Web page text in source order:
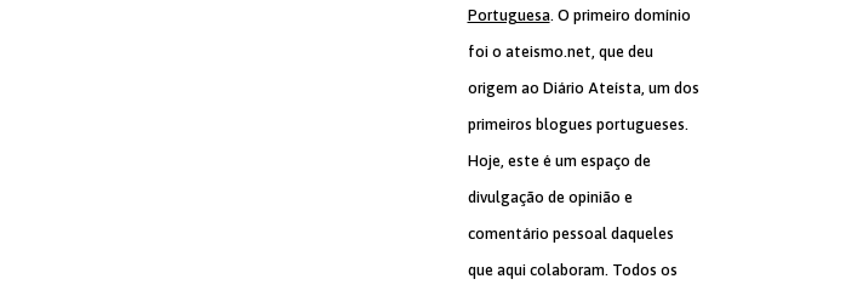
Portuguesa. O primeiro domínio
foi o ateismo.net, que deu
origem ao Diário Ateísta, um dos
primeiros blogues portugueses.
Hoje, este é um espaço de
divulgação de opinião e
comentário pessoal daqueles
que aqui colaboram. Todos os